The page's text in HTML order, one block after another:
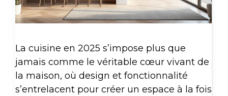
La cuisine en 2025 s’impose plus que
jamais comme le véritable cœur vivant de
la maison, où design et fonctionnalité
s’entrelacent pour créer un espace à la fois